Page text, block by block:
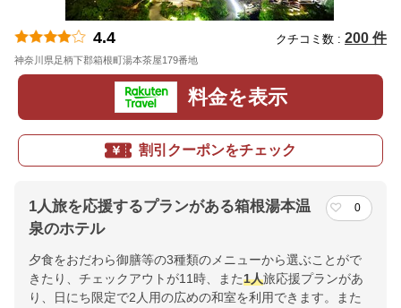
4.4 クチコミ数 : 200 件
神奈川県足柄下郡箱根町湯本茶屋179番地
料金を表示
割引クーポンをチェック
1人旅を応援するプランがある箱根湯本温
泉のホテル
0
夕食をおだわら御膳等の3種類のメニューから選ぶことがで
きたり、チェックアウトが11時、また1人旅応援プランがあ
り、日にち限定で2人用の広めの和室を利用できます。また